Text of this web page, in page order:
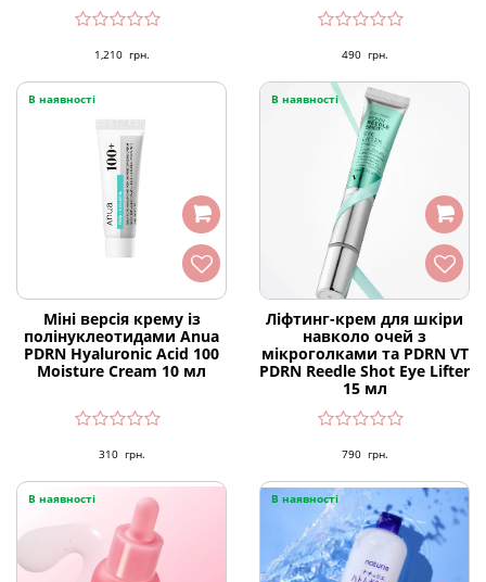
1,210 грн. 490 грн.
В наявності
Міні версія крему із
полінуклеотидами Anua
PDRN Hyaluronic Acid 100
Moisture Cream 10 мл
310 грн.
В наявності
Ліфтинг-крем для шкіри
навколо очей з
мікроголками та PDRN VT
PDRN Reedle Shot Eye Lifter
15 мл
790 грн.
В наявності В наявності